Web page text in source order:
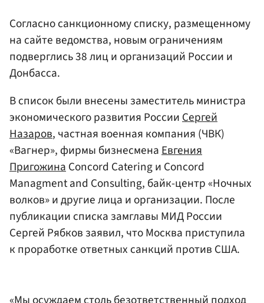
Согласно санкционному списку, размещенному
на сайте ведомства, новым ограничениям
подверглись 38 лиц и организаций России и
Донбасса.
В список были внесены заместитель министра
экономического развития РоссииСергей
Назаров, частная военная компания (ЧВК)
«Вагнер», фирмы бизнесменаЕвгения
ПригожинаConcord Catering и Concord
Managment and Consulting, байк-центр «Ночных
волков» и другие лица и организации. После
публикации списка замглавы МИД России
Сергей Рябков заявил, что Москва приступила
к проработке ответных санкций против США.